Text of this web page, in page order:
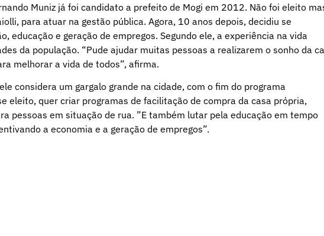
Muniz já foi candidato a prefeito de Mogi em 2012. Não foi eleito
para atuar na gestão pública. Agora, 10 anos depois, decidiu se
educação e geração de empregos. Segundo ele, a experiência na vida
da população. “Pude ajudar muitas pessoas a realizarem o sonho da
melhorar a vida de todos”, afirma.
considera um gargalo grande na cidade, com o fim do programa
eleito, quer criar programas de facilitação de compra da casa própria,
pessoas em situação de rua. ”E também lutar pela educação em tempo
a economia e a geração de empregos”.